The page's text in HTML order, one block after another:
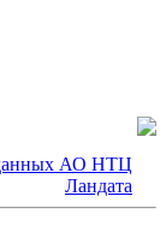
данных АО НТЦ
Ландата